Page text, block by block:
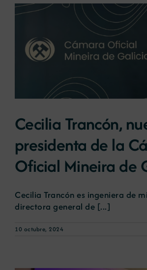
Cecilia Trancón,
presidenta de la
Oficial Mineira de
Cecilia Trancón es ingeniera de
directora general de [...]
10 octubre, 2024